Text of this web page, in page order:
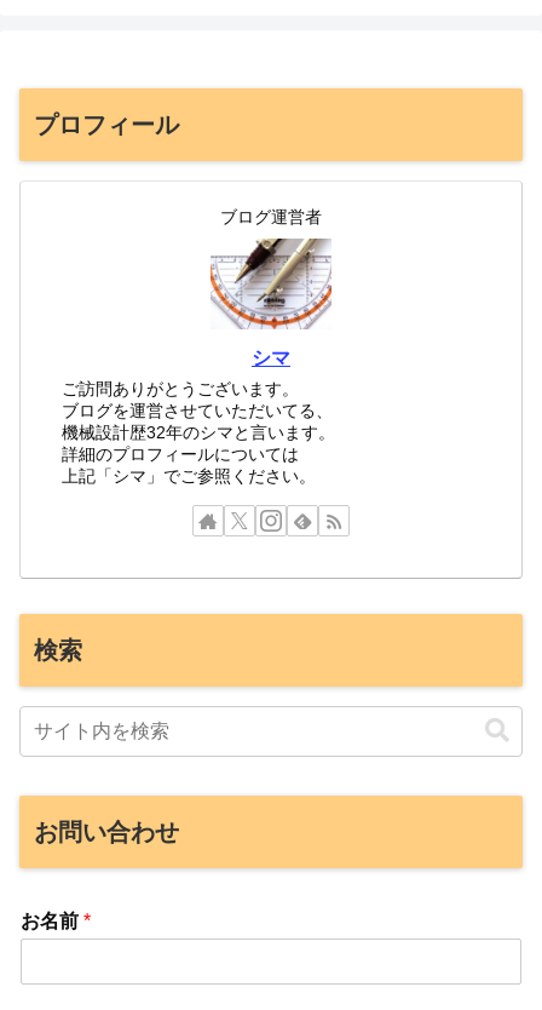
プロフィール
ブログ運営者
シマ
ご訪問ありがとうございます。
ブログを運営させていただいてる、
機械設計歴32年のシマと言います。
詳細のプロフィールについては
上記「シマ」でご参照ください。
検索
お問い合わせ
お名前 *